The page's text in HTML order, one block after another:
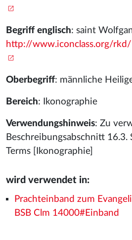
Begriff englisch: saint
http://www.iconclass.org/
Oberbegriff: männliche
Bereich: Ikonographie
Verwendungshinweis: Zu
Beschreibungsabschnitt 16.3.
Terms [Ikonographie]
wird verwendet in:
Prachteinband zum
BSB Clm 14000#Einband